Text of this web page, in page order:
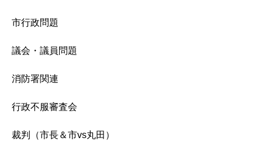
市行政問題
議会・議員問題
消防署関連
行政不服審査会
裁判（市長＆市vs丸田）